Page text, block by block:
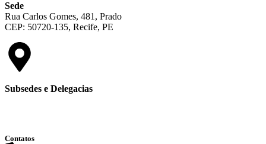
Sede
Rua Carlos Gomes, 481, Prado
CEP: 50720-135, Recife, PE
Subsedes e Delegacias
Contatos